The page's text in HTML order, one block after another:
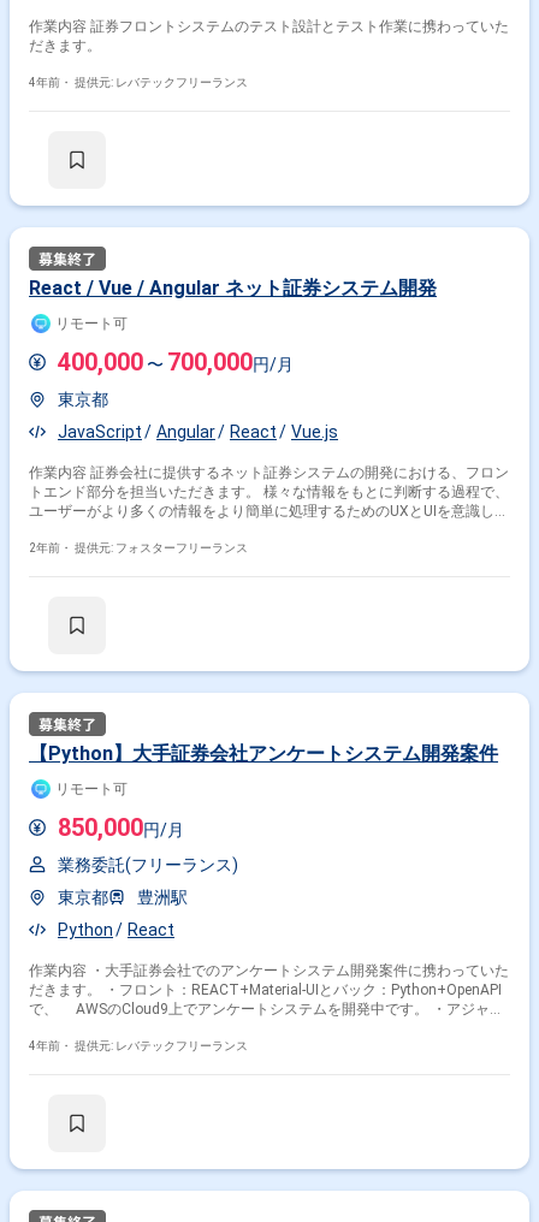
作業内容 証券フロントシステムのテスト設計とテスト作業に携わっていた
だきます。
4年前・ 提供元: レバテックフリーランス
React / Vue / Angular ネット証券システム開発
リモート可
400,000 〜 700,000円/月
東京都
JavaScript
Angular React Vue.js
作業内容 証券会社に提供するネット証券システムの開発における、フロン
トエンド部分を担当いただきます。 様々な情報をもとに判断する過程で、
ユーザーがより多くの情報をより簡単に処理するためのUXとUIを意識しな
ていきたい方や、 決まった枠の中ではなく、幅広い業務範囲にやりがいを
2年前・ 提供元: フォスターフリーランス
【Python】大手証券会社アンケートシステム開発案件
リモート可
850,000円/月
業務委託(フリーランス)
東京都
豊洲駅
Python
React
作業内容 ・大手証券会社でのアンケートシステム開発案件に携わっていた
だきます。 ・フロント：REACT+Material-UIとバック：Python+OpenAPI
で、 AWSのCloud9上でアンケートシステムを開発中です。 ・アジャイ
トの実装またはフロント＋バックいずれの実装も 進められる方を求めて
4年前・ 提供元: レバテックフリーランス